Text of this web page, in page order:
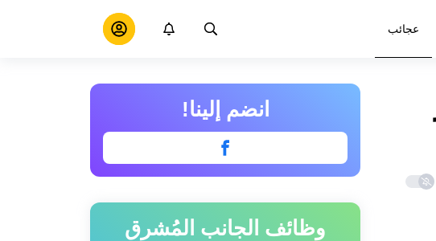
عجائب
انضم إلينا!
وظائف الجانب المُشرق